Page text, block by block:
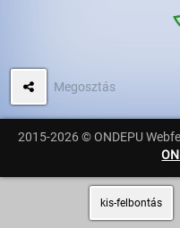
IdőmérésMegosztás
2015-2026 © ONDEPU
kis-felbontás